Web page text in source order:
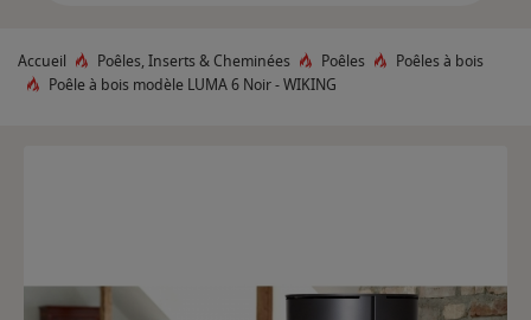
Accueil Poêles, Inserts & Cheminées Poêles
Poêles à bois
Poêle à bois modèle LUMA 6 Noir - WIKING